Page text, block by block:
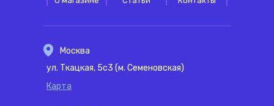
Москва
ул. Ткацкая, 5с3 (м. Семеновская)
Карта